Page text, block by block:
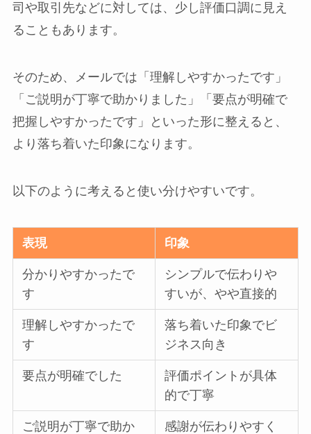
司や取引先などに対しては、少し評価口調に見え
ることもあります。
そのため、メールでは「理解しやすかったです」
「ご説明が丁寧で助かりました」「要点が明確で
把握しやすかったです」といった形に整えると、
より落ち着いた印象になります。
以下のように考えると使い分けやすいです。
表現 印象
分かりやすかったで
す
シンプルで伝わりや
すいが、やや直接的
理解しやすかったで
す
落ち着いた印象でビ
ジネス向き
要点が明確でした
評価ポイントが具体
的で丁寧
ご説明が丁寧で助か
感謝が伝わりやすく